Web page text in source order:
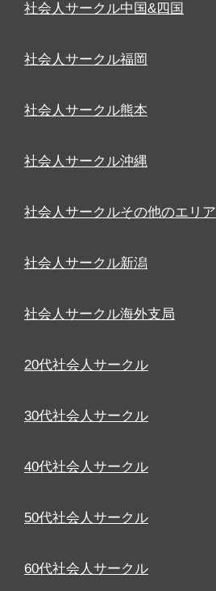
社会人サークル中国&四国
社会人サークル福岡
社会人サークル熊本
社会人サークル沖縄
社会人サークルその他のエリア
社会人サークル新潟
社会人サークル海外支局
20代社会人サークル
30代社会人サークル
40代社会人サークル
50代社会人サークル
60代社会人サークル